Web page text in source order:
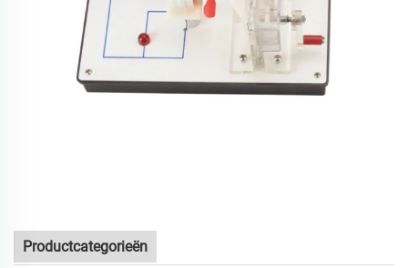
Productcategorieën